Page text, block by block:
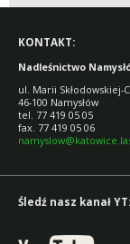
KONTAKT:
Nadleśnictwo
ul. Marii Skłodowskiej-
46-100 Namysłów
tel. 77 419 05 05
fax. 77 419 05 06
Śledź nasz kanał YT: